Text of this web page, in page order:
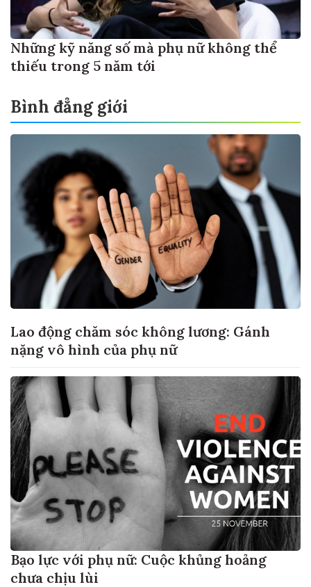
Những kỹ năng số mà phụ nữ không thể
thiếu trong 5 năm tới
Bình đẳng giới
Lao động chăm sóc không lương: Gánh
nặng vô hình của phụ nữ
Bạo lực với phụ nữ: Cuộc khủng hoảng
chưa chịu lùi